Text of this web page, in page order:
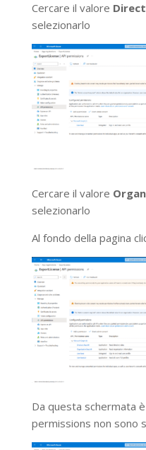
Cercare il valore
selezionarlo
Cercare il valore
selezionarlo
Al fondo della pagina
Da questa schermata
permissions non sono